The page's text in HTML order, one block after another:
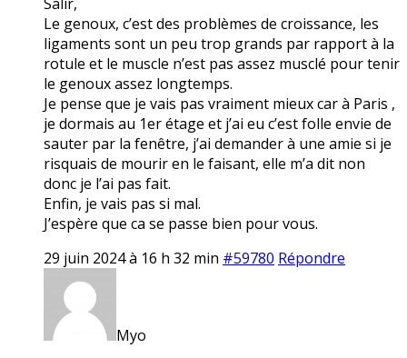
Le genoux, c’est des problèmes de croissance, les
ligaments sont un peu trop grands par rapport à la
rotule et le muscle n’est pas assez musclé pour tenir
le genoux assez longtemps.
Je pense que je vais pas vraiment mieux car à Paris ,
je dormais au 1er étage et j’ai eu c’est folle envie de
sauter par la fenêtre, j’ai demander à une amie si je
risquais de mourir en le faisant, elle m’a dit non
donc je l’ai pas fait.
Enfin, je vais pas si mal.
J’espère que ca se passe bien pour vous.
29 juin 2024 à 16 h 32 min #59780 Répondre
Myo